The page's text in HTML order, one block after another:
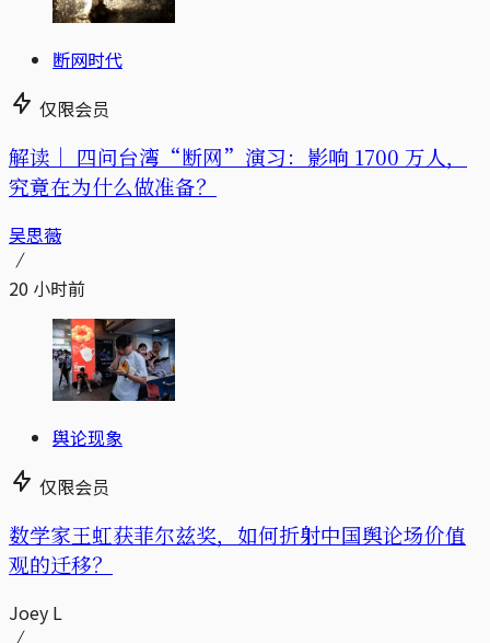
断网时代
仅限会员
解读｜ 四问台湾“断网”演习：影响 1700 万人，
究竟在为什么做准备？
吴思薇
20 小时前
舆论现象
仅限会员
数学家王虹获菲尔兹奖，如何折射中国舆论场价值
观的迁移？
Joey L